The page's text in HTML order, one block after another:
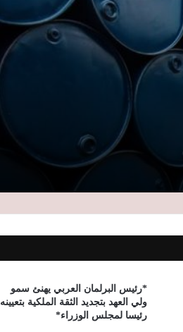
تباطؤ تضخم أسعار المنتجين في جنوب
تراجع التبادل التجاري بين مصر ومدغشقر
التوترات الروسية الأوكرانية ترفع أسعار
القمح عالميًا.. ومخزون مصر الاستراتيجي
يؤمن الاحتياجات حتى مارس 2027
أسعار النفط تقفز لأعلى مستوى في 6
*رئيس البرلمان العربي يهنئ سمو
ولي العهد بتجديد الثقة الملكية بتعيينه
رئيسا لمجلس الوزراء*